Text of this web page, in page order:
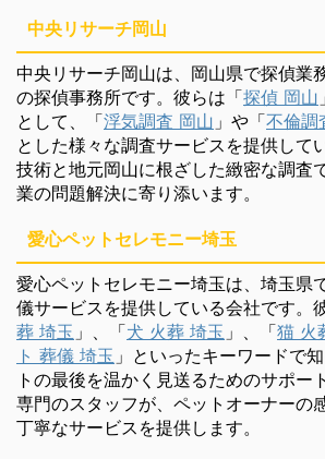
中央リサーチ岡山
中央リサーチ岡山は、岡山県で探偵業
の探偵事務所です。彼らは「探偵 岡山
として、「浮気調査 岡山 」や「不倫調
とした様々な調査サービスを提供して
技術と地元岡山に根ざした緻密な調査
業の問題解決に寄り添います。
愛心ペットセレモニー埼玉
愛心ペットセレモニー埼玉は、埼玉県
儀サービスを提供している会社です。
葬 埼玉 」、「犬 火葬 埼玉 」、「猫 火
ト 葬儀 埼玉 」といったキーワードで
トの最後を温かく見送るためのサポー
専門のスタッフが、ペットオーナーの
丁寧なサービスを提供します。